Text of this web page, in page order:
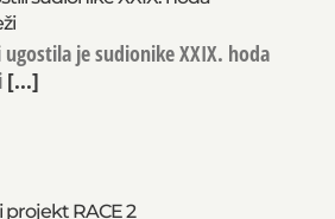
ugostila je sudionike XXIX. hoda
[...]
RACE 2